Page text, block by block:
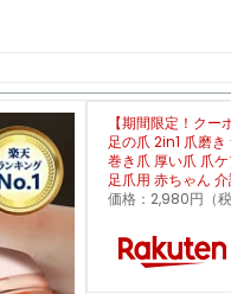
【期間限定！ク
足の爪 2in1 爪磨
巻き爪 厚い爪 爪
足爪用 赤ちゃん
価格：2,980円（